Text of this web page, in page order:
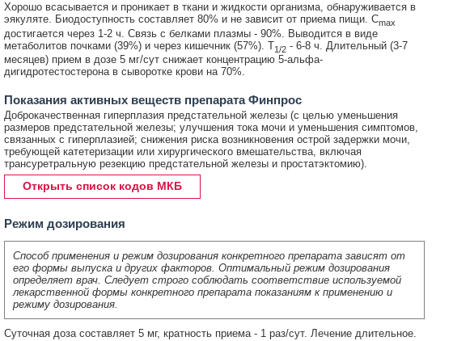
Хорошо всасывается и проникает в ткани и жидкости организма, обнаруживается в
эякуляте. Биодоступность составляет 80% и не зависит от приема пищи. Cmax
достигается через 1-2 ч. Связь с белками плазмы - 90%. Выводится в виде
метаболитов почками (39%) и через кишечник (57%). T1/2- 6-8 ч. Длительный (3-7
месяцев) прием в дозе 5 мг/сут снижает концентрацию 5-альфа-
дигидротестостерона в сыворотке крови на 70%.
Показания активных веществ препарата Финпрос
Доброкачественная гиперплазия предстательной железы (с целью уменьшения
размеров предстательной железы; улучшения тока мочи и уменьшения симптомов,
связанных с гиперплазией; снижения риска возникновения острой задержки мочи,
требующей катетеризации или хирургического вмешательства, включая
трансуретральную резекцию предстательной железы и простатэктомию).
Открыть список кодов МКБ
Режим дозирования
Способ применения и режим дозирования конкретного препарата зависят от
его формы выпуска и других факторов. Оптимальный режим дозирования
определяет врач. Следует строго соблюдать соответствие используемой
лекарственной формы конкретного препарата показаниям к применению и
режиму дозирования.
Суточная доза составляет 5 мг, кратность приема - 1 раз/сут. Лечение длительное.